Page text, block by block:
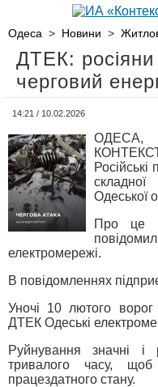
Одеса > Новини >
ДТЕК:
черговий
14:21 / 10.02.2026
ОДЕСА,
Одеської
Про це
електромережі.
В повідомленнях
Уночі 10 лютого ворог
ДТЕК Одеські
Руйнування значні і
тривалого часу,
працездатного стану.